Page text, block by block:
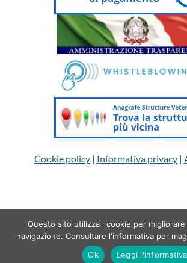
Cookie policy| Informativa privacy|
Copyright 2026 © Ordine dei Medici
Brescia | powered by
Questo sito utilizza i cookie per
navigazione. Consultare l'informativa per
Ok
Leggi l'informativa